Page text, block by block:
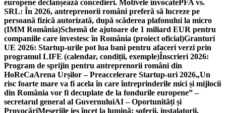
europene declanșează concedieri. Motivele invocatePFA vs.
SRL: În 2026, antreprenorii români preferă să lucreze pe
persoană fizică autorizată, după scăderea plafonului la micro
(IMM România)Schemă de ajutoare de 1 miliard EUR pentru
companiile care investesc în România (proiect oficial)Granturi
UE 2026: Startup-urile pot lua bani pentru afaceri verzi prin
programul LIFE (calendar, condiții, exemple)Înscrieri 2026:
Program de sprijin pentru antreprenorii români din
HoReCaArena Urșilor – Preaccelerare Startup-uri 2026„Un
risc foarte mare va fi acela în care întreprinderile mici și mijlocii
din România vor fi decuplate de la fondurile europene” –
secretarul general al GuvernuluiAI – Oportunități și
ProvocăriMeseriile ies încet la lumină: şoferii, instalatorii,